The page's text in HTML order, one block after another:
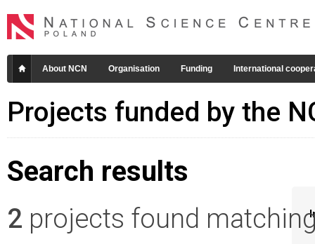
About NCN Organisation Funding International
Projects funded by the
Search results
2 projects found